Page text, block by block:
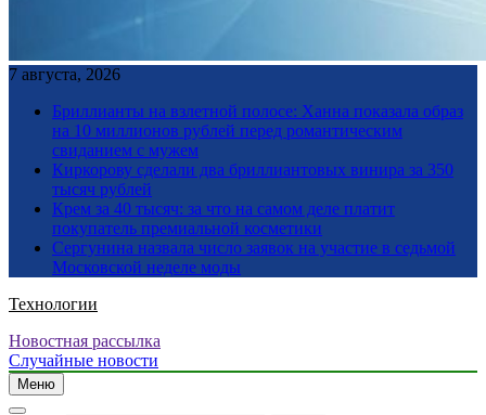
7 августа, 2026
Бриллианты на взлетной полосе: Ханна показала образ
на 10 миллионов рублей перед романтическим
свиданием с мужем
Киркорову сделали два бриллиантовых винира за 350
тысяч рублей
Крем за 40 тысяч: за что на самом деле платит
покупатель премиальной косметики
Сергунина назвала число заявок на участие в седьмой
Московской неделе моды
Технологии
Новостная рассылка
Случайные новости
Меню